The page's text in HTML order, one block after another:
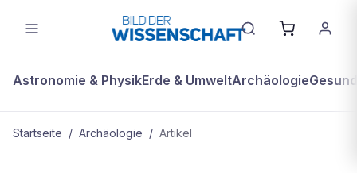
Astronomie & PhysikErde & UmweltArchäologie
Startseite / Archäologie / Artikel